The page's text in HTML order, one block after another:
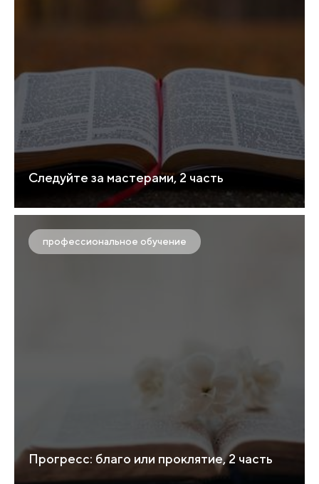
Следуйте за мастерами, 2 часть
профессиональное обучение
Прогресс: благо или проклятие, 2 часть